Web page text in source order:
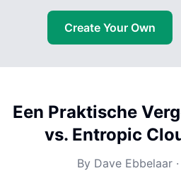
Create Your Own
Een Praktische
vs. Entropic
By Dave Ebbelaar·